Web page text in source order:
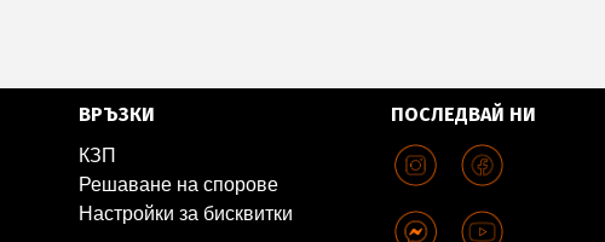
ВРЪЗКИ
КЗП
Решаване на спорове
Настройки за бисквитки
ПОСЛЕДВАЙ НИ